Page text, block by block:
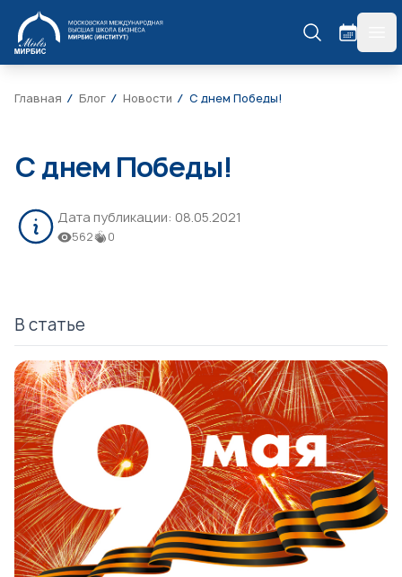
МИРБИС
Главная Блог Новости С днем Победы!
С днем Победы!
Дата публикации: 08.05.2021
562 0
В статье